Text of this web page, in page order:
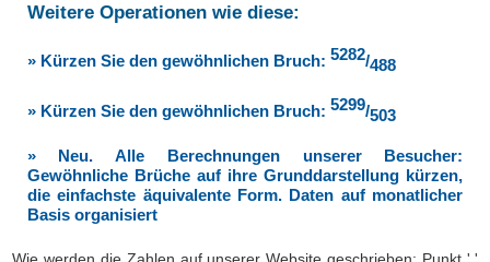
Weitere Operationen wie diese:
» Kürzen Sie den gewöhnlichen Bruch: 5282/488
» Kürzen Sie den gewöhnlichen Bruch: 5299/503
» Neu. Alle Berechnungen unserer Besucher:
Gewöhnliche Brüche auf ihre Grunddarstellung kürzen,
die einfachste äquivalente Form. Daten auf monatlicher
Basis organisiert